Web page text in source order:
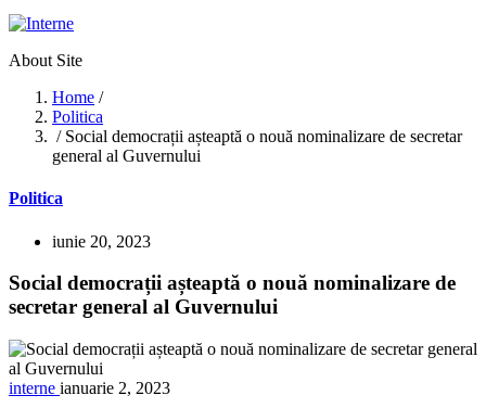
About Site
Home /
Politica
/ Social democrații așteaptă o nouă nominalizare de secretar
general al Guvernului
Politica
iunie 20, 2023
Social democrații așteaptă o nouă nominalizare de
secretar general al Guvernului
interne ianuarie 2, 2023